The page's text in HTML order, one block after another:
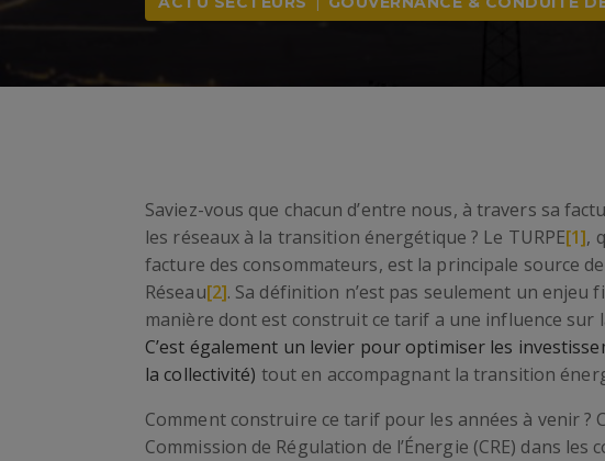
Saviez-vous que chacun d’entre nous, à travers sa
les réseaux à la transition énergétique ? Le TURPE[1],
facture des consommateurs, est la principale source
Réseau[2]. Sa définition n’est pas seulement un enjeu
manière dont est construit ce tarif a une influence sur
C’est également un levier pour optimiser les
la collectivité) tout en accompagnant la transition
Comment construire ce tarif pour les années à venir ?
Commission de Régulation de l’Énergie (CRE) dans